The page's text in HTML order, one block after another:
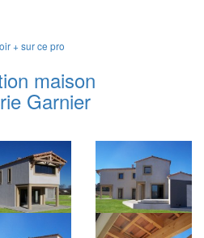
+ sur ce pro
maison
Garnier